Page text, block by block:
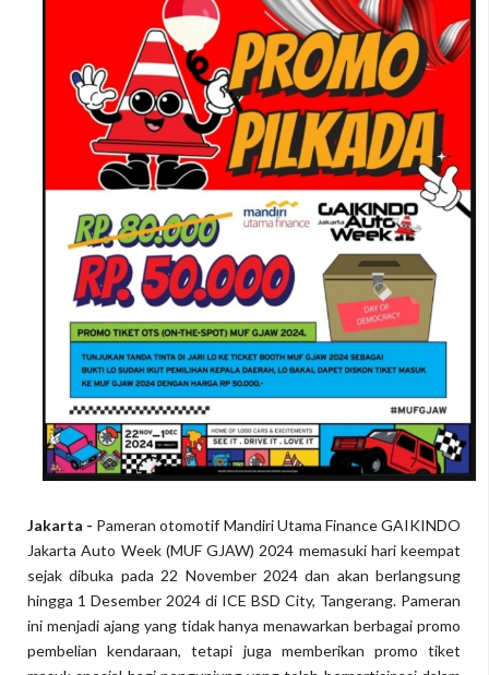
Jakarta - Pameran otomotif Mandiri Utama Finance GAIKINDO
Jakarta Auto Week (MUF GJAW) 2024 memasuki hari keempat
sejak dibuka pada 22 November 2024 dan akan berlangsung
hingga 1 Desember 2024 di ICE BSD City, Tangerang. Pameran
ini menjadi ajang yang tidak hanya menawarkan berbagai promo
pembelian kendaraan, tetapi juga memberikan promo tiket